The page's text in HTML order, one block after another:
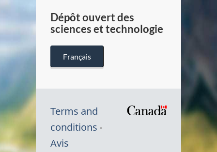
Dépôt ouvert des
sciences et technologie
Français
Terms and
conditions
Avis